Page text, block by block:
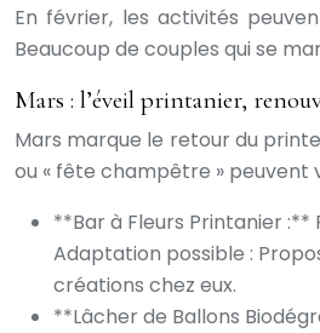
En février, les activités
Beaucoup de couples qui se
Mars : l’éveil printanier,
Mars marque le retour du
ou « fête champêtre » peuvent
**Bar à Fleurs Printanier
Adaptation possible :
créations chez eux.
**Lâcher de Ballons